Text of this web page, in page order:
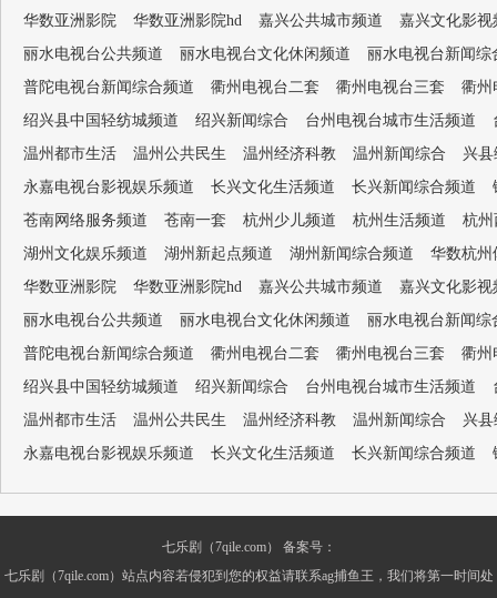
华数亚洲影院
华数亚洲影院hd 嘉兴公共城市频道
嘉兴文化影视
丽水电视台公共频道
丽水电视台文化休闲频道
丽水电视台新闻综
普陀电视台新闻综合频道
衢州电视台二套 衢州电视台三套
衢州
绍兴县中国轻纺城频道
绍兴新闻综合 台州电视台城市生活频道
温州都市生活
温州公共民生 温州经济科教 温州新闻综合
兴
永嘉电视台影视娱乐频道
长兴文化生活频道 长兴新闻综合频道
苍南网络服务频道
苍南一套 杭州少儿频道 杭州生活频道
杭州
湖州文化娱乐频道
湖州新起点频道 湖州新闻综合频道
华数杭州
华数亚洲影院
华数亚洲影院hd 嘉兴公共城市频道
嘉兴文化影视
丽水电视台公共频道
丽水电视台文化休闲频道
丽水电视台新闻综
普陀电视台新闻综合频道
衢州电视台二套 衢州电视台三套
衢州
绍兴县中国轻纺城频道
绍兴新闻综合 台州电视台城市生活频道
温州都市生活
温州公共民生 温州经济科教 温州新闻综合
兴
永嘉电视台影视娱乐频道
长兴文化生活频道 长兴新闻综合频道
七乐剧（7qile.com） 备案号：
七乐剧（7qile.com）站点内容若侵犯到您的权益请联系ag捕鱼王，我们将第一时间处